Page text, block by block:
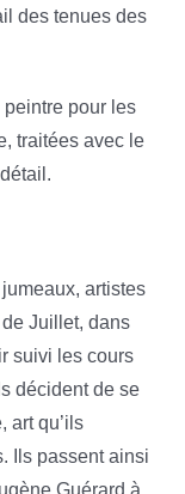
des tenues des
peintre pour les
traitées avec le
artistes
Juillet, dans
suivi les cours
décident de se
art qu’ils
Ils passent ainsi